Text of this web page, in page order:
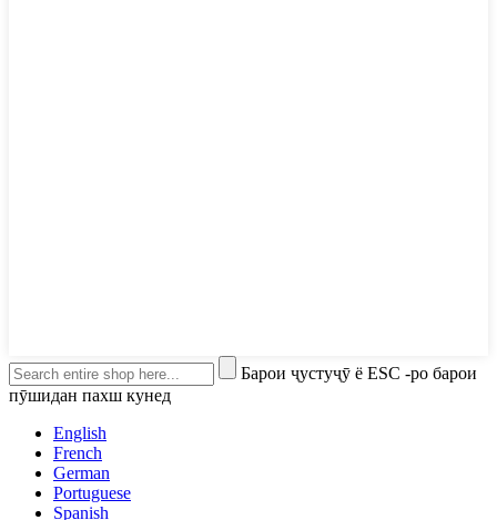
Барои ҷустуҷӯ ё ESC -ро барои
пӯшидан пахш кунед
English
French
German
Portuguese
Spanish